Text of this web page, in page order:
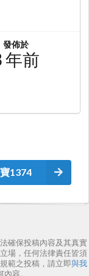
發佈於
年前
1374
確保投稿內容及其真實
場，任何法律責任皆須
範之投稿，請立即與我
容。